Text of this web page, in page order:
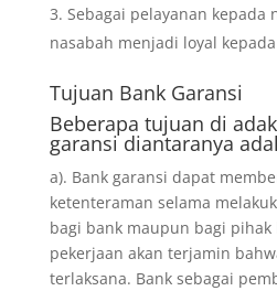
Sebagai pelayanan kepada
nasabah menjadi loyal
Tujuan Bank Garansi
Beberapa tujuan di
garansi diantaranya
a). Bank garansi dapat
ketenteraman selama
bagi bank maupun bagi pihak
pekerjaan akan terjamin
terlaksana. Bank sebagai